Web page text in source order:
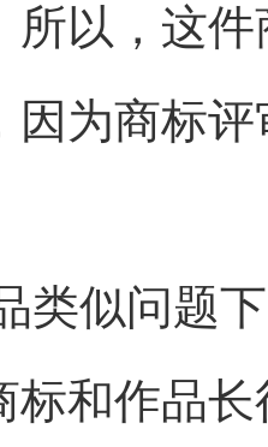
所以，这
因为商标
类似问题
标和作品